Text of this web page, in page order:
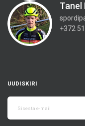
Tanel
+372
UUDISKIRI